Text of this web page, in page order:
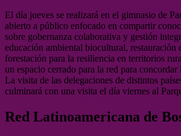
El día jueves se realizará en el gimnasio de
abierto a público enfocado en compartir
sobre gobernanza colaborativa y gestión
educación ambiental biocultural, restauración
forestación para la resiliencia en territorios
un espacio cerrado para la red para concordar
La visita de las delegaciones de distintos
culminará con una visita el día viernes al
Red Latinoamericana de